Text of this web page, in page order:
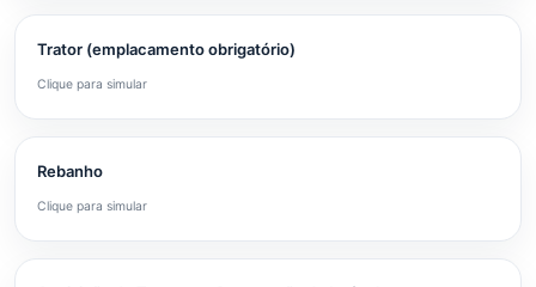
Trator (emplacamento obrigatório)
Clique para simular
Rebanho
Clique para simular